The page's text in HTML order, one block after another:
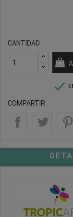
CANTIDAD

COMPARTIR